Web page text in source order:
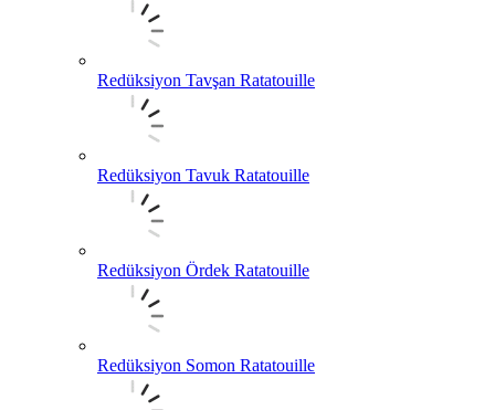
Redüksiyon Tavşan Ratatouille
Redüksiyon Tavuk Ratatouille
Redüksiyon Ördek Ratatouille
Redüksiyon Somon Ratatouille